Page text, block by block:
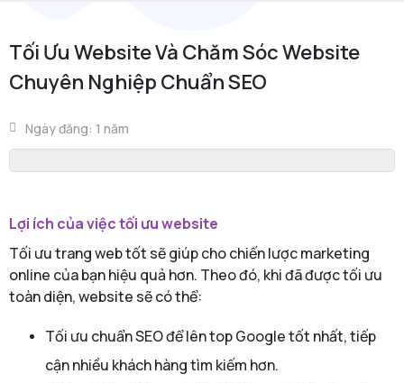
Tối Ưu Website Và Chăm Sóc Website
Chuyên Nghiệp Chuẩn SEO
Ngày đăng: 1 năm
Lợi ích của việc tối ưu website
Tối ưu trang web tốt sẽ giúp cho chiến lược marketing
online của bạn hiệu quả hơn. Theo đó, khi đã được tối ưu
toàn diện, website sẽ có thể:
Tối ưu chuẩn SEO để lên top Google tốt nhất, tiếp
cận nhiều khách hàng tìm kiếm hơn.